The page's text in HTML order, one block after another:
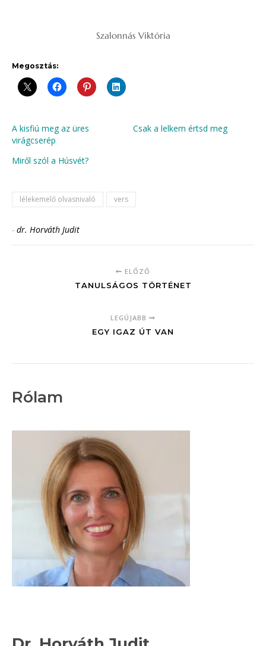
Szalonnás Viktória
Megosztás:
A kisfiú meg az üres
virágcserép
Csak a lelkem értsd meg
Miről szól a Húsvét?
lélekemelő olvasnivaló vers
- dr. Horváth Judit
ELŐZŐ
TANULSÁGOS TÖRTÉNET
LEGÚJABB
EGY IGAZ ÚT VAN
Rólam